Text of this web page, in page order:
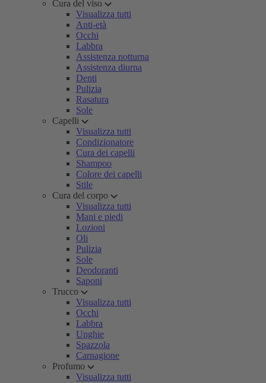
Cura del viso
Visualizza tutti
Anti-età
Occhi
Labbra
Assistenza notturna
Assistenza diurna
Denti
Pulizia
Rasatura
Sole
Capelli
Visualizza tutti
Condizionatore
Cura dei capelli
Shampoo
Colore dei capelli
Stile
Cura del corpo
Visualizza tutti
Mani e piedi
Lozioni
Oli
Pulizia
Sole
Deodoranti
Saponi
Trucco
Visualizza tutti
Occhi
Labbra
Unghie
Spazzola
Carnagione
Profumo
Visualizza tutti